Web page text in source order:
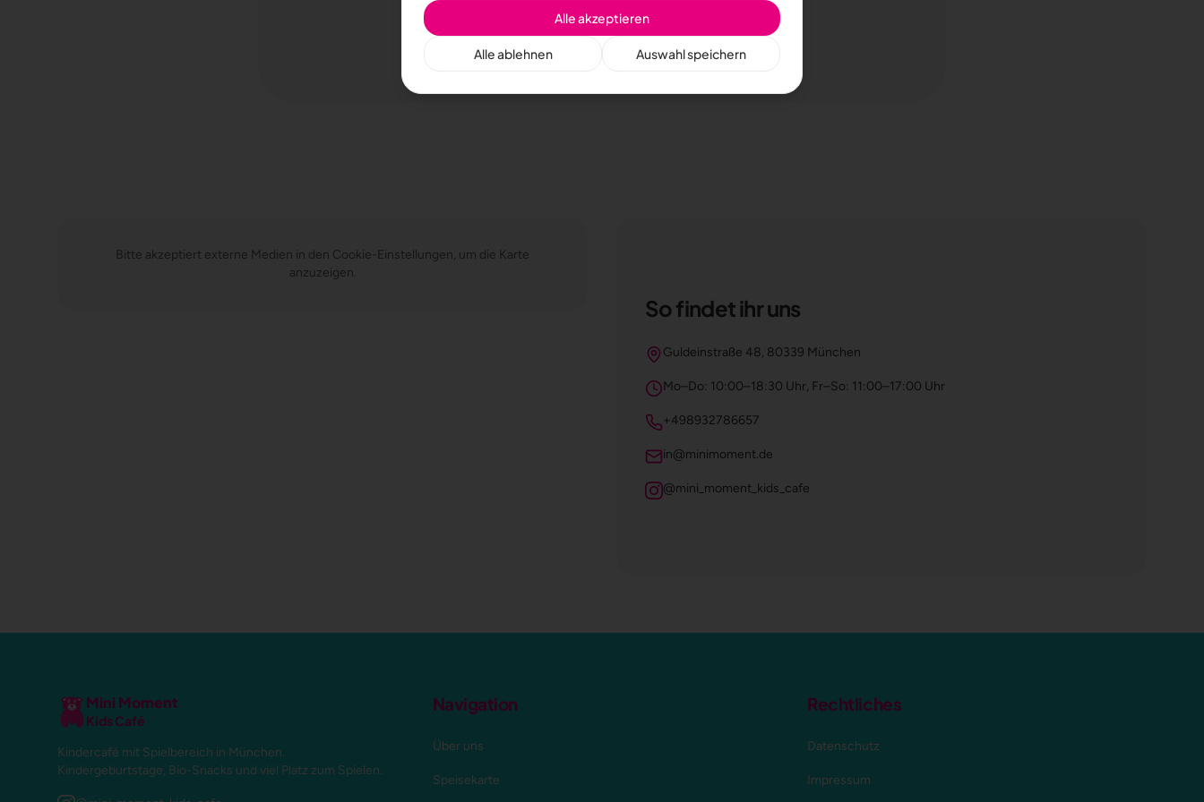
Bereitgestellt von arvello.de
Bitte akzeptiert externe Medien in den Cookie-Einstellungen, um die Karte
anzuzeigen.
So findet ihr uns
Guldeinstraße 48, 80339 München
Mo–Do: 10:00–18:30 Uhr, Fr–So: 11:00–17:00 Uhr
+498932786657
in@minimoment.de
@mini_moment_kids_cafe
Mini Moment
Kids Café
Kindercafé mit Spielbereich in München.
Kindergeburtstage, Bio-Snacks und viel Platz zum Spielen.
Navigation
Über uns
Speisekarte
Rechtliches
Datenschutz
Impressum
Alle akzeptieren
Alle ablehnen Auswahl speichern